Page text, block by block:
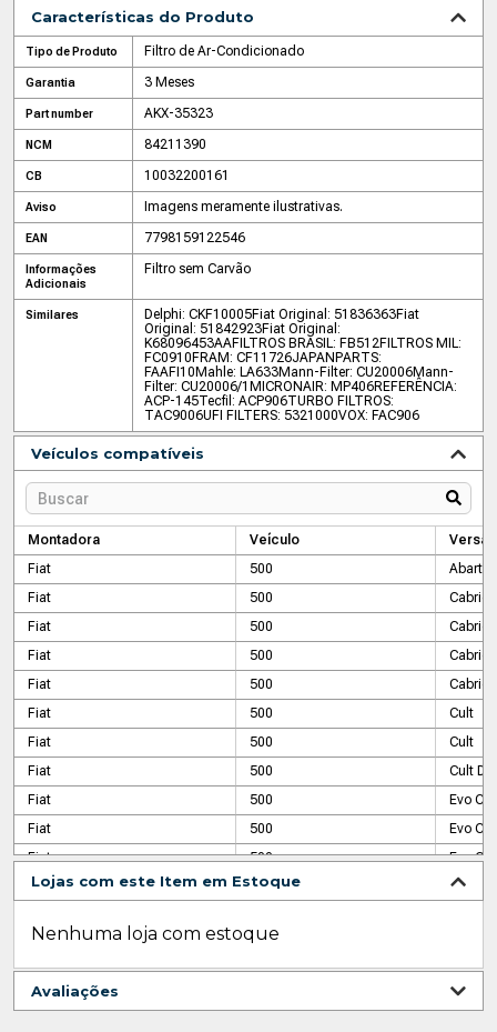
Características do Produto
Tipo de Produto Filtro de Ar-Condicionado
Garantia 3 Meses
Part number AKX-35323
NCM 84211390
CB 10032200161
Aviso Imagens meramente ilustrativas.
EAN 7798159122546
Informações
Adicionais
Filtro sem Carvão
Similares Delphi: CKF10005Fiat Original: 51836363Fiat
Original: 51842923Fiat Original:
K68096453AAFILTROS BRASIL: FB512FILTROS MIL:
FC0910 FRAM: CF11726JAPANPARTS:
FAAFI10 Mahle: LA633Mann-Filter: CU20006Mann-
Filter: CU20006/1 MICRONAIR: MP406REFERÊNCIA:
ACP-145Tecfil: ACP906TURBO FILTROS:
TAC9006UFI FILTERS: 5321000VOX: FAC906
Veículos compatíveis
Montadora Veículo
Versão
Fiat
500
Abarth
Fiat
500
Cabrio
Fiat
500
Cabrio
Fiat
500
Cabrio
Fiat
500
Cabrio
Fiat
500
Cult
Fiat
500
Cult
Fiat
500
Cult
Fiat
500
Evo
Fiat
500
Evo
Fiat
500
Evo
Fiat
500
Lounge
Fiat
500
Fiat
500
Sport
Lojas com este Item em Estoque
Nenhuma loja com estoque
Avaliações